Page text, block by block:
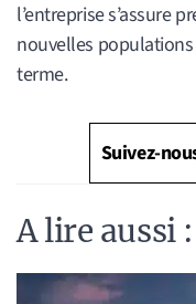
l’entreprise s’assure
nouvelles populations
terme.
Suivez-
A lire aussi :